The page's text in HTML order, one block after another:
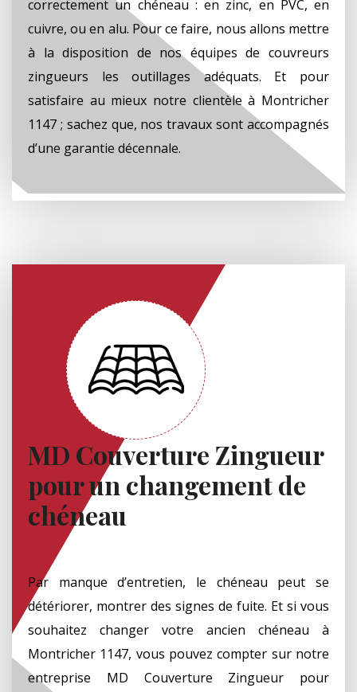
correctement un chéneau : en zinc, en PVC, en
cuivre, ou en alu. Pour ce faire, nous allons mettre
à la disposition de nos équipes de couvreurs
zingueurs les outillages adéquats. Et pour
satisfaire au mieux notre clientèle à Montricher
1147 ; sachez que, nos travaux sont accompagnés
d’une garantie décennale.
MD Couverture Zingueur
pour un changement de
chéneau
Par manque d’entretien, le chéneau peut se
détériorer, montrer des signes de fuite. Et si vous
souhaitez changer votre ancien chéneau à
Montricher 1147, vous pouvez compter sur notre
entreprise MD Couverture Zingueur pour